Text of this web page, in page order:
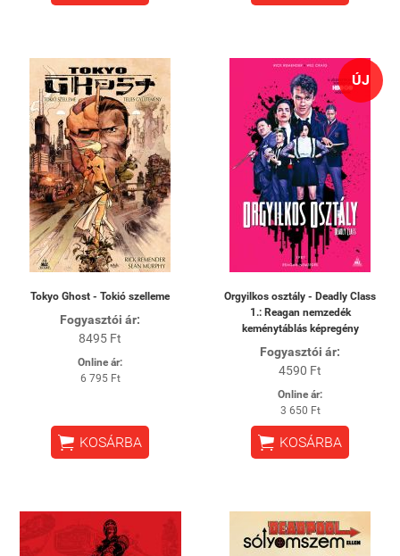
Tokyo Ghost - Tokió szelleme
Fogyasztói ár:
8495 Ft
Online ár:
6 795 Ft
 KOSÁRBA
ÚJ
Orgyilkos osztály - Deadly Class
1.: Reagan nemzedék
keménytáblás képregény
Fogyasztói ár:
4590 Ft
Online ár:
3 650 Ft
 KOSÁRBA